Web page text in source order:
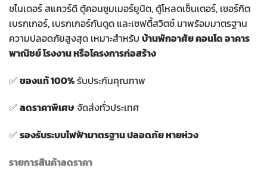
ชไนเดอร์ สแควร์ดี ตู้คอนซูมเมอร์ยูนิต, ตู้โหลดเซ็นเตอร์, เซอร์กิต
เบรกเกอร์, เบรกเกอร์กันดูด และเซฟตี้สวิตช์ มาพร้อมมาตรฐาน
ความปลอดภัยสูงสุด เหมาะสำหรับ บ้านพักอาศัย คอนโด อาคาร
พาณิชย์ โรงงาน หรือโครงการก่อสร้าง
✅ ของแท้ 100%รับประกันคุณภาพ
✅ ลดราคาพิเศษจัดส่งทั่วประเทศ
✅ รองรับระบบไฟฟ้ามาตรฐาน ปลอดภัย หายห่วง
รายการสินค้าลดราคา